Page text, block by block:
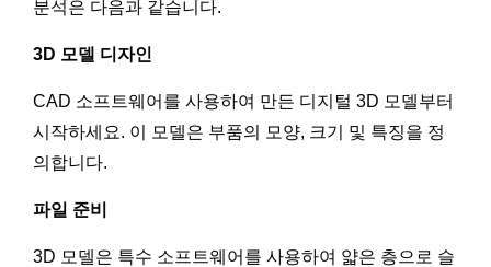
분석은 다음과 같습니다.
3D 모델 디자인
CAD 소프트웨어를 사용하여 만든 디지털 3D 모델부터
시작하세요. 이 모델은 부품의 모양, 크기 및 특징을 정
의합니다.
파일 준비
3D 모델은 특수 소프트웨어를 사용하여 얇은 층으로 슬